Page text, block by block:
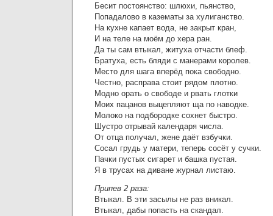
Бесит постоянство: шлюхи, пьянство,
Попадалово в казематы за хулиганство.
На кухне капает вода, не закрыт кран,
И на теле на моём до хера ран.
Да ты сам втыкал, житуха отчасти блеф.
Братуха, есть бляди с манерами королев.
Место для шага вперёд пока свободно.
Честно, расправа стоит рядом плотно.
Модно орать о свободе и рвать глотки
Моих пацанов выцепляют ща по наводке.
Молоко на подбородке сохнет быстро.
Шустро отрывай календаря числа.
От отца получал, жене даёт взбучки.
Сосал грудь у матери, теперь сосёт у сучки.
Пачки пустых сигарет и башка пустая.
Я в трусах на диване журнал листаю.
Припев 2 раза:
Втыкал. В эти засылы не раз вникал.
Втыкал, дабы попасть на скандал.